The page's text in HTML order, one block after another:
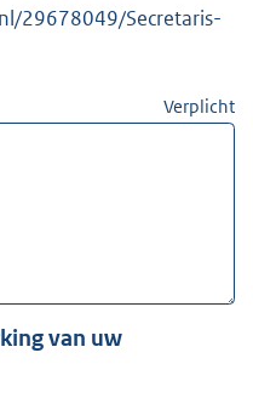
29678049/Secretaris-
Verplicht
van uw